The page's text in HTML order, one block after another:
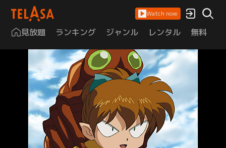
Watch now
見放題 ランキング ジャンル レンタル 無料